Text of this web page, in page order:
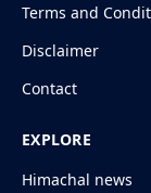
Terms and
Disclaimer
Contact
EXPLORE
Himachal news